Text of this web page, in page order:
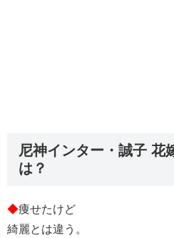
尼神インター・誠子 花
は？
◆痩せたけど
綺麗とは違う。